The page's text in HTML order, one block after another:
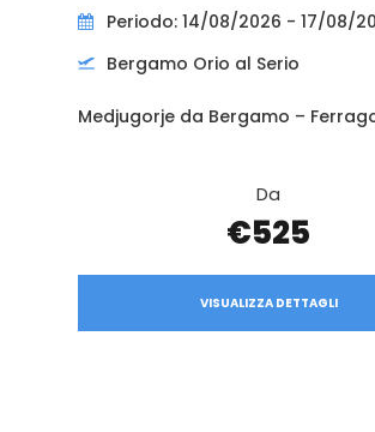
Periodo: 14/08/2026 - 17/08/
Bergamo Orio al Serio
Medjugorje da Bergamo –
Da
€525
VISUALIZZA DETTAGLI